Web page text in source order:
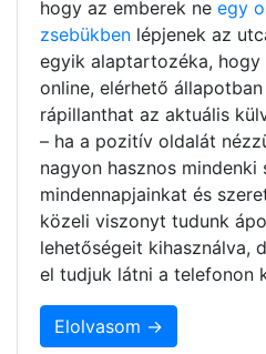
hogy az emberek ne egy
zsebükben lépjenek az
egyik alaptartozéka,
online, elérhető
rápillanthat az aktuális
– ha a pozitív oldalát
nagyon hasznos mindenki
mindennapjainkat és
közeli viszonyt tudunk
lehetőségeit kihasználva,
el tudjuk látni a telefonon
Elolvasom →